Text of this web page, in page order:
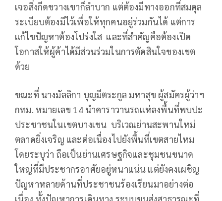
เจอสิ่งกีดขวางเขาก็ลำบาก แต่ต้องมีทางออกที่สมดุล
ระเบียบต้องมีไว้เพื่อให้ทุกคนอยู่ร่วมกันได้ แต่การ
แก้ไขปัญหาต้องโปร่งใส และที่สำคัญคือต้องเปิด
โอกาสให้ผู้ค้าได้มีส่วนร่วมในการตัดสินใจของเขต
ด้วย
ขณะที่ นางมัลลิกา บุญมีตระกูล มหาสุข ผู้สมัครผู้ว่าฯ
กทม. หมายเลข 14 นำคาราวานรถแห่ลงพื้นที่พบปะ
ประชาชนในเขตบางเขน บริเวณย่านสะพานใหม่
ตลาดยิ่งเจริญ และต่อเนื่องไปยังพื้นที่เขตสายไหม
โดยระบุว่า ถือเป็นย่านเศรษฐกิจและชุมชนขนาด
ใหญ่ที่มีประชากรอาศัยอยู่หนาแน่น แต่ยังคงเผชิญ
ปัญหาหลายด้านที่ประชาชนร้องเรียนมาอย่างต่อ
เนื่อง ทั้งปัญหาการเดินทาง ระบบขนส่งสาธารณะที่